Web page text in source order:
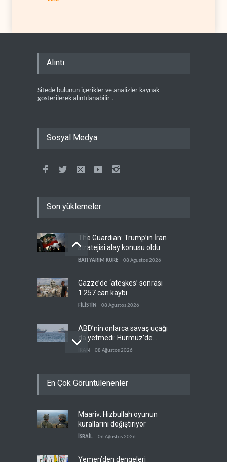
Alıntı
Sitede bulunun içerikler ve analizler kaynak
gösterilerek alıntılanabilir .
Sosyal Medya
Son yüklemeler
The Guardian: Trump’ın İran
stratejisi alay konusu oldu
BATI YARIM KÜRE 08 Ağustos 2026
Gazze’de ‘ateşkes’ sonrası
1.257 can kaybı
FİLİSTİN 08 Ağustos 2026
ABD’nin onlarca savaş uçağı
da yetmedi: Hürmüz’de
gemi vuruldu
İRAN 08 Ağustos 2026
'Arap projesi' uyarısı
Mossad’ın İran'a karşı Kürt
planı neden çöktü?
En Çok Görüntülenenler
Maariv: Hizbullah oyunun
kurallarını değiştiriyor
İSRAİL 06 Ağustos 2026
Yemen’den dengeleri